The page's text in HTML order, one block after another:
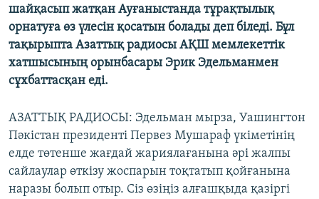
Басқа тілдерде
шайқасып жатқан Ауғаныстанда тұрақтылық
орнатуға өз үлесін қосатын болады деп біледі. Бұл
тақырыпта Азаттық радиосы АҚШ мемлекеттік
хатшысының орынбасары Эрик Эдельманмен
сұхбаттасқан еді.
АЗАТТЫҚ РАДИОСЫ: Эдельман мырза, Уашингтон
Пәкістан президенті Первез Мушараф үкіметінің
елде төтенше жағдай жариялағанына әрі жалпы
сайлаулар өткізу жоспарын тоқтатып қойғанына
наразы болып отыр. Сіз өзіңіз алғашқыда қазіргі